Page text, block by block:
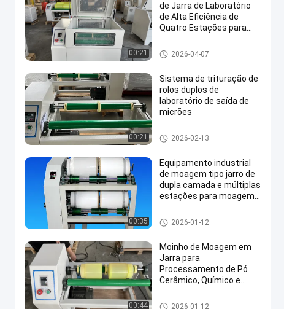
00:21
de Jarra de Laboratório
de Alta Eficiência de
Quatro Estações para
Amostras
Moinho de bola do rolamento
2026-04-07
00:21
Sistema de trituração de
rolos duplos de
laboratório de saída de
micrões
Moinho de bola do rolamento
2026-02-13
00:35
Equipamento industrial
de moagem tipo jarro de
dupla camada e múltiplas
estações para moagem
Moinho de bola do rolamento
2026-01-12
00:44
Moinho de Moagem em
Jarra para
Processamento de Pó
Cerâmico, Químico e
Moinho de bola do rolamento
2026-01-12